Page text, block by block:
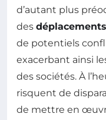
d’autant plus
des
de potentiels
exacerbant ainsi
des sociétés. À
risquent de
de mettre en